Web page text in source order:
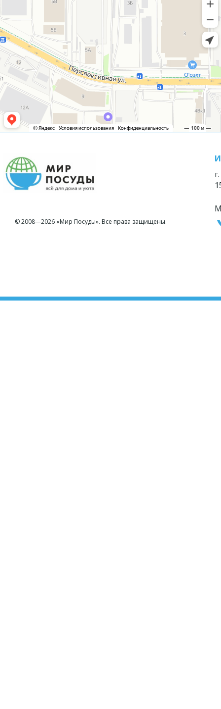
© 2008—2026 «Мир Посуды». Все права защищены.